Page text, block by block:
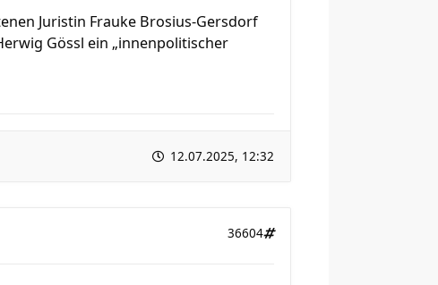
Juristin Frauke Brosius-Gersdorf
Gössl ein „innenpolitischer
12.07.2025, 12:32
36604